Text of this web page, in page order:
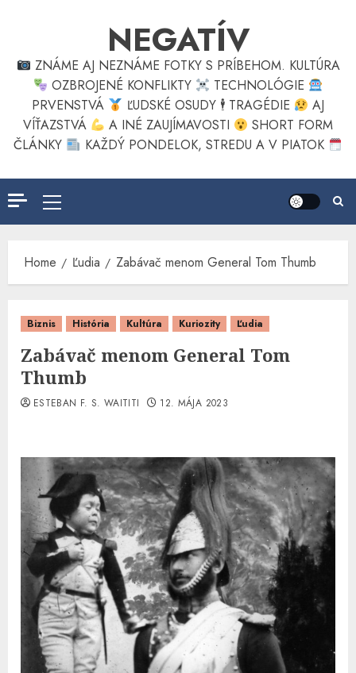
NEGATÍV
ZNÁME AJ NEZNÁME FOTKY S PRÍBEHOM. KULTÚRA
OZBROJENÉ KONFLIKTY
TECHNOLÓGIE
PRVENSTVÁ
ĽUDSKÉ OSUDY 🕴TRAGÉDIE
AJ
VÍŤAZSTVÁ
A INÉ ZAUJÍMAVOSTI
SHORT FORM
ČLÁNKY
KAŽDÝ PONDELOK, STREDU A V PIATOK
Primary
Menu
Home Ľudia Zabávač menom General Tom Thumb
Biznis História Kultúra Kuriozity Ľudia
Zabávač menom General Tom
Thumb
ESTEBAN F. S. WAITITI 12. MÁJA 2023